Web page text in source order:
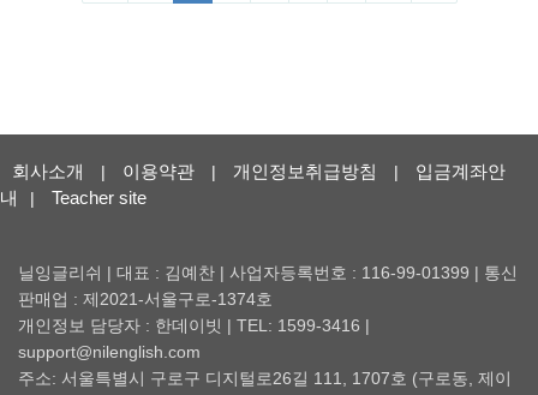
회사소개 | 이용약관 | 개인정보취급방침 |
입금계좌안
내
| Teacher site
닐잉글리쉬 | 대표 : 김예찬 | 사업자등록번호 : 116-99-01399 | 통신
판매업 : 제2021-서울구로-1374호
개인정보 담당자 : 한데이빗 | TEL: 1599-3416 |
support@nilenglish.com
주소: 서울특별시 구로구 디지털로26길 111, 1707호 (구로동, 제이